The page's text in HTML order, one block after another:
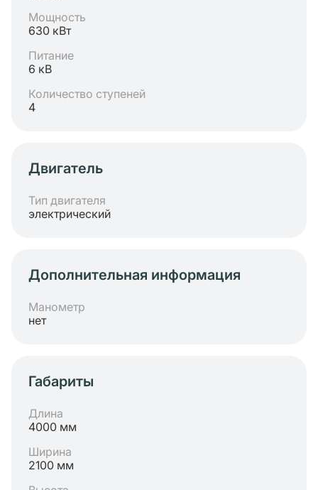
Мощность
630 кВт
Питание
6 кВ
Количество ступеней
4
Двигатель
Тип двигателя
электрический
Дополнительная информация
Манометр
нет
Габариты
Длина
4000 мм
Ширина
2100 мм